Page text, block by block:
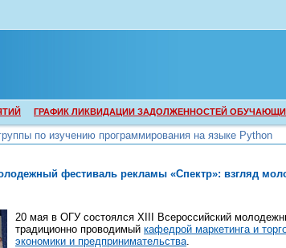
ГРАФИК ЛИКВИДАЦИИ ЗАДОЛЖЕННОСТЕЙ
по изучению программирования на языке Python
фестиваль рекламы «Спектр»: взгляд
20 мая в ОГУ состоялся XIII Всероссийский
традиционно проводимый кафедрой маркетинга и
экономики и предпринимательства